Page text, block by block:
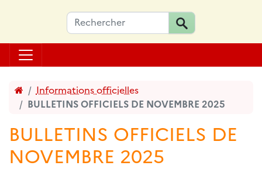
Accueil
Informations officielles
BULLETINS OFFICIELS DE NOVEMBRE 2025
BULLETINS OFFICIELS DE
NOVEMBRE 2025